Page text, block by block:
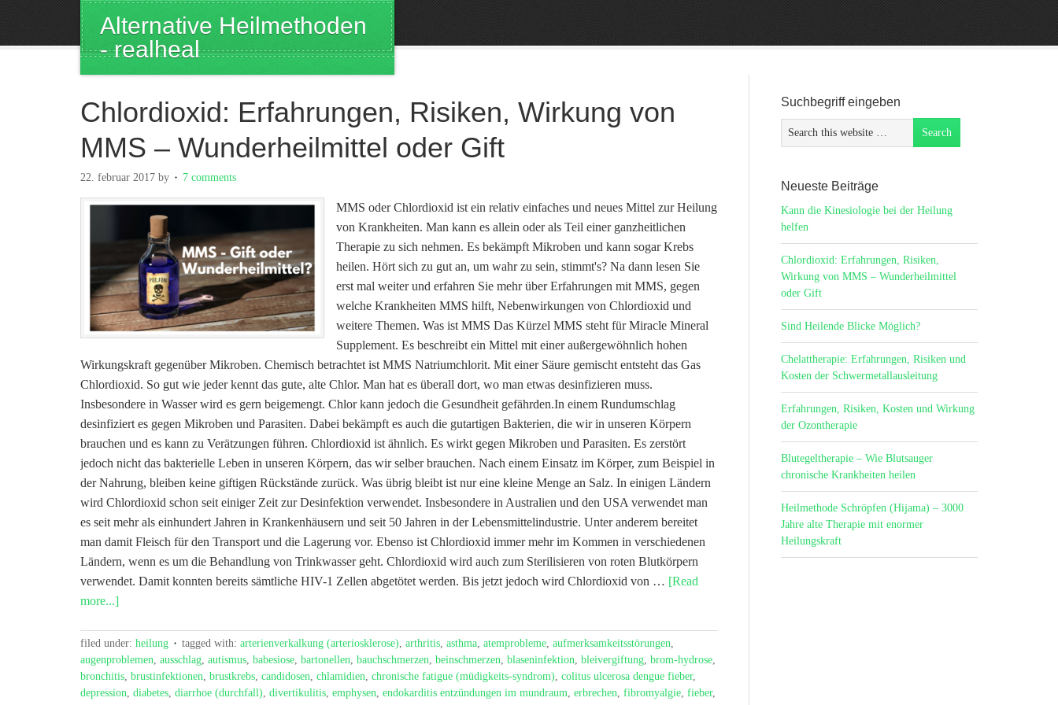
Alternative Heilmethoden
- realheal
Chlordioxid: Erfahrungen, Risiken, Wirkung von
MMS – Wunderheilmittel oder Gift
22. februar 2017 by 7 comments
MMS oder Chlordioxid ist ein relativ einfaches und neues Mittel zur Heilung
von Krankheiten. Man kann es allein oder als Teil einer ganzheitlichen
Therapie zu sich nehmen. Es bekämpft Mikroben und kann sogar Krebs
heilen. Hört sich zu gut an, um wahr zu sein, stimmt's? Na dann lesen Sie
erst mal weiter und erfahren Sie mehr über Erfahrungen mit MMS, gegen
welche Krankheiten MMS hilft, Nebenwirkungen von Chlordioxid und
weitere Themen. Was ist MMS Das Kürzel MMS steht für Miracle Mineral
Supplement. Es beschreibt ein Mittel mit einer außergewöhnlich hohen
Wirkungskraft gegenüber Mikroben. Chemisch betrachtet ist MMS Natriumchlorit. Mit einer Säure gemischt entsteht das Gas
Chlordioxid. So gut wie jeder kennt das gute, alte Chlor. Man hat es überall dort, wo man etwas desinfizieren muss.
Insbesondere in Wasser wird es gern beigemengt. Chlor kann jedoch die Gesundheit gefährden.In einem Rundumschlag
desinfiziert es gegen Mikroben und Parasiten. Dabei bekämpft es auch die gutartigen Bakterien, die wir in unseren Körpern
brauchen und es kann zu Verätzungen führen. Chlordioxid ist ähnlich. Es wirkt gegen Mikroben und Parasiten. Es zerstört
jedoch nicht das bakterielle Leben in unseren Körpern, das wir selber brauchen. Nach einem Einsatz im Körper, zum Beispiel in
der Nahrung, bleiben keine giftigen Rückstände zurück. Was übrig bleibt ist nur eine kleine Menge an Salz. In einigen Ländern
wird Chlordioxid schon seit einiger Zeit zur Desinfektion verwendet. Insbesondere in Australien und den USA verwendet man
es seit mehr als einhundert Jahren in Krankenhäusern und seit 50 Jahren in der Lebensmittelindustrie. Unter anderem bereitet
man damit Fleisch für den Transport und die Lagerung vor. Ebenso ist Chlordioxid immer mehr im Kommen in verschiedenen
Ländern, wenn es um die Behandlung von Trinkwasser geht. Chlordioxid wird auch zum Sterilisieren von roten Blutkörpern
verwendet. Damit konnten bereits sämtliche HIV-1 Zellen abgetötet werden. Bis jetzt jedoch wird Chlordioxid von … [Read
more...]
filed under: heilung tagged with: arterienverkalkung (arteriosklerose), arthritis, asthma, atemprobleme, aufmerksamkeitsstörungen,
augenproblemen, ausschlag, autismus, babesiose, bartonellen, bauchschmerzen, beinschmerzen, blaseninfektion, bleivergiftung, brom-hydrose,
bronchitis, brustinfektionen, brustkrebs, candidosen, chlamidien, chronische fatigue (müdigkeits-syndrom), colitus ulcerosa dengue fieber,
depression, diabetes, diarrhoe (durchfall), divertikulitis, emphysen, endokarditis entzündungen im mundraum, erbrechen, fibromyalgie, fieber,
Suchbegriff eingeben
Neueste Beiträge
Kann die Kinesiologie bei der Heilung
helfen
Chlordioxid: Erfahrungen, Risiken,
Wirkung von MMS – Wunderheilmittel
oder Gift
Sind Heilende Blicke Möglich?
Chelattherapie: Erfahrungen, Risiken und
Kosten der Schwermetallausleitung
Erfahrungen, Risiken, Kosten und Wirkung
der Ozontherapie
Blutegeltherapie – Wie Blutsauger
chronische Krankheiten heilen
Heilmethode Schröpfen (Hijama) – 3000
Jahre alte Therapie mit enormer
Heilungskraft